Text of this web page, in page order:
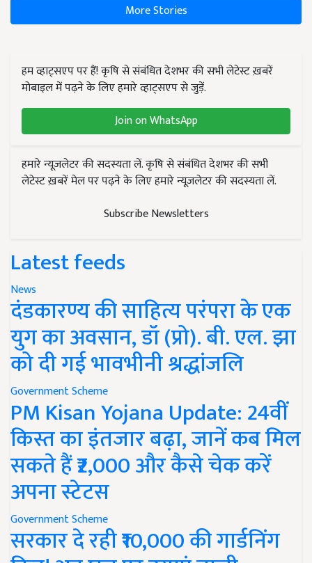
More Stories
हम व्हाट्सएप पर हैं! कृषि से संबंधित देशभर की सभी लेटेस्ट ख़बरें
मोबाइल में पढ़ने के लिए हमारे व्हाट्सएप से जुड़ें.
Join on WhatsApp
हमारे न्यूज़लेटर की सदस्यता लें. कृषि से संबंधित देशभर की सभी
लेटेस्ट ख़बरें मेल पर पढ़ने के लिए हमारे न्यूज़लेटर की सदस्यता लें.
Subscribe Newsletters
Latest feeds
News
दंडकारण्य की साहित्य परंपरा के एक
युग का अवसान, डॉ (प्रो). बी. एल. झा
को दी गई भावभीनी श्रद्धांजलि
Government Scheme
PM Kisan Yojana Update: 24वीं
किस्त का इंतजार बढ़ा, जानें कब मिल
सकते हैं ₹2,000 और कैसे चेक करें
अपना स्टेटस
Government Scheme
सरकार दे रही ₹10,000 की गार्डनिंग